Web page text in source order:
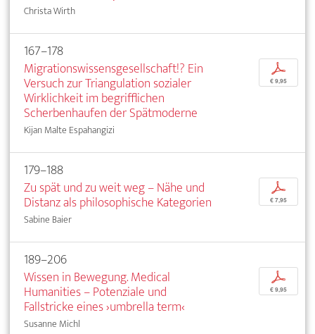
Christa Wirth
167–178
Migrationswissensgesellschaft!? Ein
Versuch zur Triangulation sozialer
Wirklichkeit im begrifflichen
Scherbenhaufen der Spätmoderne
Kijan Malte Espahangizi
p
€ 9,95
179–188
Zu spät und zu weit weg – Nähe und
Distanz als philosophische Kategorien
Sabine Baier
p
€ 7,95
189–206
Wissen in Bewegung. Medical
Humanities – Potenziale und
Fallstricke eines ›umbrella term‹
Susanne Michl
p
€ 9,95